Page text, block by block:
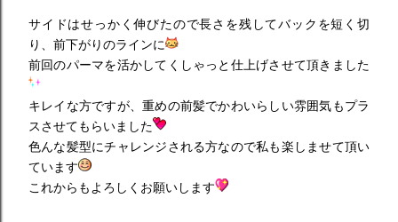
サイドはせっかく伸びたので長さを残してバックを短く切
り、前下がりのラインに
前回のパーマを活かしてくしゃっと仕上げさせて頂きました
キレイな方ですが、重めの前髪でかわいらしい雰囲気もプラ
スさせてもらいました
色んな髪型にチャレンジされる方なので私も楽しませて頂い
ています
これからもよろしくお願いします